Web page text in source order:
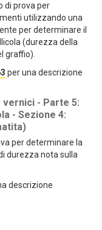
di prova per
utilizzando una
per determinare il
(durezza della
graffio).
per una descrizione
vernici - Parte 5:
- Sezione 4:
per determinare la
durezza nota sulla
descrizione